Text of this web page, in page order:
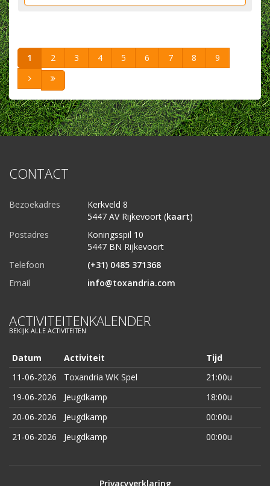
1 2 3 4 5 6 7 8 9
CONTACT
Bezoekadres
Kerkveld 8
5447 AV Rijkevoort (kaart)
Postadres
Koningsspil 10
5447 BN Rijkevoort
Telefoon
(+31) 0485 371368
Email
info@toxandria.com
ACTIVITEITENKALENDER
BEKIJK ALLE ACTIVITEITEN
Datum Activiteit
Tijd
11-06-2026
Toxandria WK Spel
21:00u
19-06-2026
Jeugdkamp
18:00u
20-06-2026
Jeugdkamp
00:00u
21-06-2026
Jeugdkamp 00:00u
Privacyverklaring